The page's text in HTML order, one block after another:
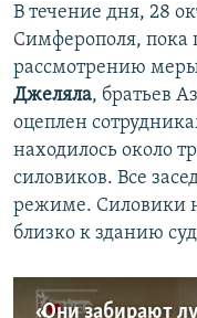
В течение дня, 28
Симферополя, пока
рассмотрению
Джеляла, братьев
оцеплен
находилось около
силовиков. Все
режиме. Силовики
близко к зданию